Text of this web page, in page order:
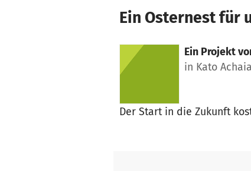
Ein Osternest für
Ein Projekt
in Kato
Der Start in die Zukunft